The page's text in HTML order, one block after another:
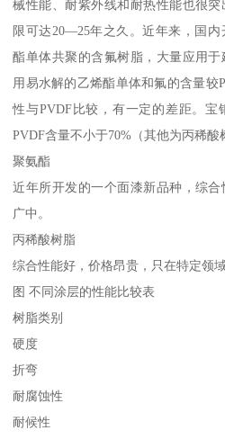
械性能、耐紫外线和耐热性能也很
限可达20—25年之久。近年来，国
酯单体共聚的含氟树脂，大量应用
用易水解的乙烯酯单体和氟的含量较
性与PVDF比较，有一定的差距。
PVDF含量不小于70%（其他为丙稀酸
聚氨酯
近年所开发的一个面漆新品种，综
广中。
丙稀酸树脂
综合性能好，价格昂贵，只在特定领
图 不同涂层的性能比较表
树脂类别
硬度
折弯
耐腐蚀性
耐候性